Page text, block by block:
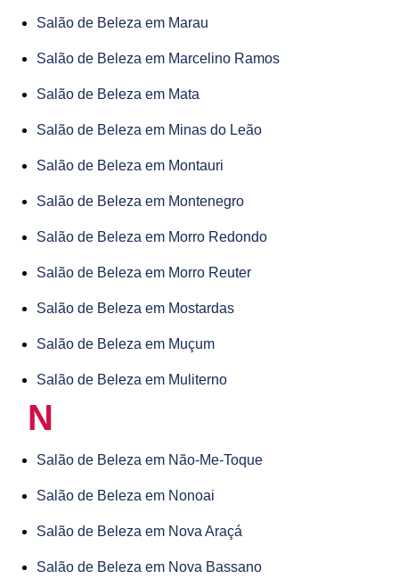
Salão de Beleza em Marau
Salão de Beleza em Marcelino Ramos
Salão de Beleza em Mata
Salão de Beleza em Minas do Leão
Salão de Beleza em Montauri
Salão de Beleza em Montenegro
Salão de Beleza em Morro Redondo
Salão de Beleza em Morro Reuter
Salão de Beleza em Mostardas
Salão de Beleza em Muçum
Salão de Beleza em Muliterno
N
Salão de Beleza em Não-Me-Toque
Salão de Beleza em Nonoai
Salão de Beleza em Nova Araçá
Salão de Beleza em Nova Bassano